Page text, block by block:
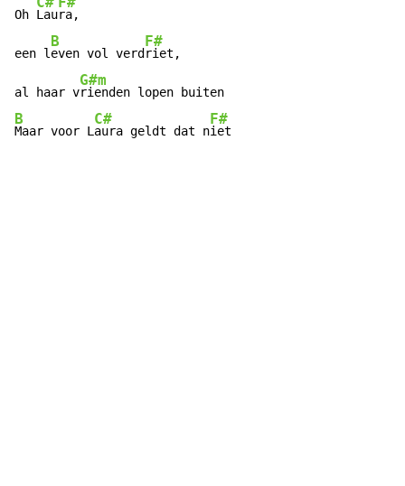
Oh Laura,
een l
B
even vol verd
F#
riet,
al haar v
G#m
B
Maar voor L
C#
aura geldt dat n
F#
iet